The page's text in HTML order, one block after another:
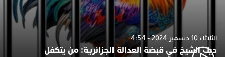
الثلاثاء 10 ديسمبر 2024 - 4:54
ديك الشيخ في قبضة العدالة الجزائرية: من يتكفل